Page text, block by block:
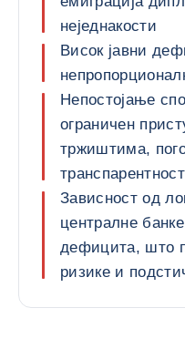
неједнакости
Висок јавни
Непостојање
ограничен
тржиштима,
Зависност од
централне
дефицита, што
ризике и